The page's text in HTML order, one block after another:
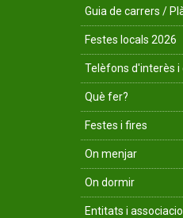
Guia de carrers /
Festes locals 2026
Telèfons d'interès i
Què fer?
Festes i fires
On menjar
On dormir
Entitats i